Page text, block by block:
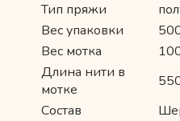
Тип пряжи
Вес упаковки
Вес мотка
Длина нити в
мотке
Состав